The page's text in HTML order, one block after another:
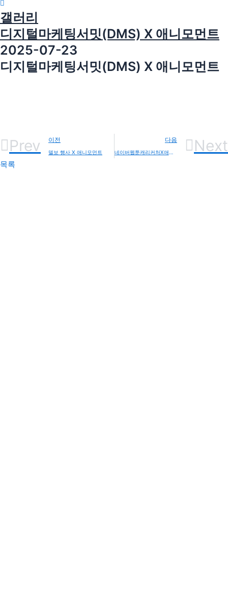
갤러리
디지털마케팅서밋(DMS) X 애니모먼트
2025-07-23
디지털마케팅서밋(DMS) X 애니모먼트
Prev 이전
델보 행사 X 애니모먼트
다음
네이버웹툰캐리커처X애니모먼트 Next
목록